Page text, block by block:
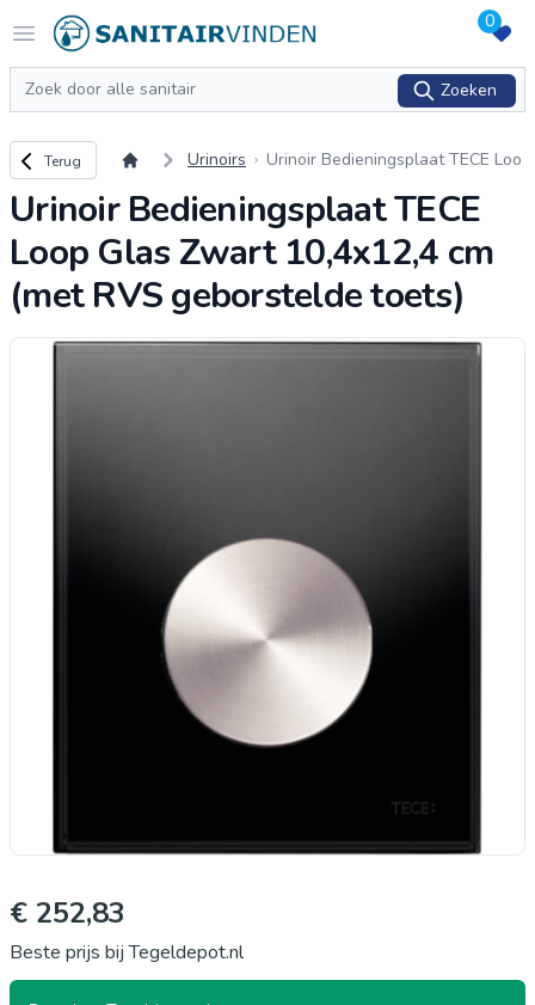
Open menu
Logo sanitairvinden.nl 0
Zoeken
Zoeken
Terug naar overzicht
Terug Urinoirs
Urinoir Bedieningsplaat TECE Loo
VS geborstelde toets)
Urinoir Bedieningsplaat TECE
Loop Glas Zwart 10,4x12,4 cm
(met RVS geborstelde toets)
€ 252,83
Beste prijs bij Tegeldepot.nl